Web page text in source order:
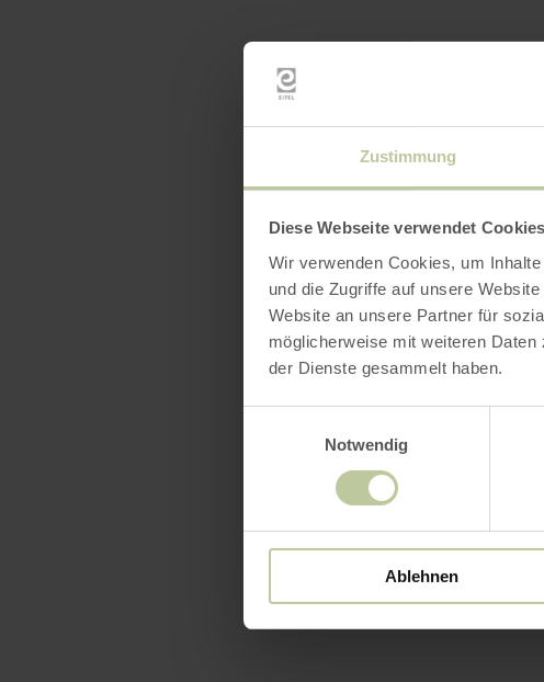
Zustimmung
Diese Webseite verwendet Cookies
Wir verwenden Cookies, um
und die Zugriffe auf unsere
Website an unsere Partner für
möglicherweise mit weiteren
der Dienste gesammelt haben.
Notwendig
Ablehnen